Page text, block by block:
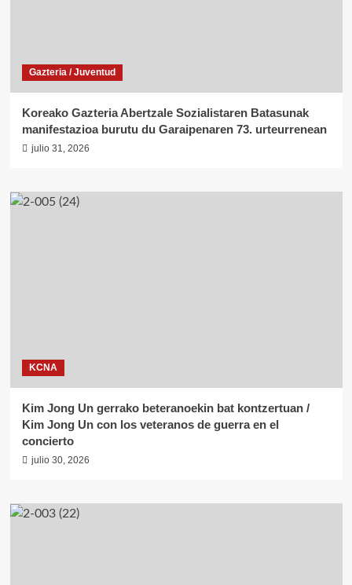
Gazteria / Juventud
Koreako Gazteria Abertzale Sozialistaren Batasunak
manifestazioa burutu du Garaipenaren 73. urteurrenean
julio 31, 2026
KCNA
Kim Jong Un gerrako beteranoekin bat kontzertuan /
Kim Jong Un con los veteranos de guerra en el
concierto
julio 30, 2026